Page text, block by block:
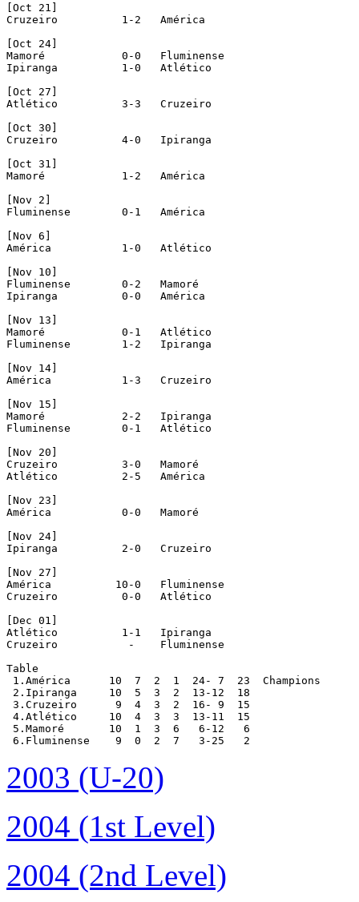
[Oct 21]
Cruzeiro          1-2   América
[Oct 24]
Mamoré            0-0   Fluminense
Ipiranga          1-0   Atlético
[Oct 27]
Atlético          3-3   Cruzeiro
[Oct 30]
Cruzeiro          4-0   Ipiranga
[Oct 31]
Mamoré            1-2   América
[Nov 2]
Fluminense        0-1   América
[Nov 6]
América           1-0   Atlético
[Nov 10]
Fluminense        0-2   Mamoré
Ipiranga          0-0   América
[Nov 13]
Mamoré            0-1   Atlético
Fluminense        1-2   Ipiranga
[Nov 14]
América           1-3   Cruzeiro
[Nov 15]
Mamoré            2-2   Ipiranga
Fluminense        0-1   Atlético
[Nov 20]
Cruzeiro          3-0   Mamoré
Atlético          2-5   América
[Nov 23]
América           0-0   Mamoré
[Nov 24]
Ipiranga          2-0   Cruzeiro
[Nov 27]
América          10-0   Fluminense
Cruzeiro          0-0   Atlético
[Dec 01]
Atlético          1-1   Ipiranga
Cruzeiro           -    Fluminense
Table
1.América      10  7  2  1  24- 7  23  Champions
2.Ipiranga     10  5  3  2  13-12  18
3.Cruzeiro      9  4  3  2  16- 9  15
4.Atlético     10  4  3  3  13-11  15
5.Mamoré       10  1  3  6   6-12   6
6.Fluminense    9  0  2  7   3-25   2
2003 (U-20)
2004 (1st Level)
2004 (2nd Level)